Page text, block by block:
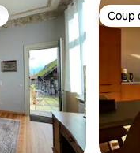
Coup
Coup